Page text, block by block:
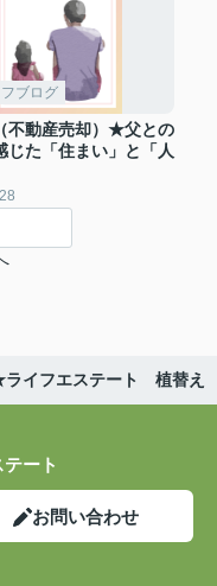
ブログ
不動産売却）★父との
じた「住まい」と「人
イフエステート 植替え
ート
お問い合わせ